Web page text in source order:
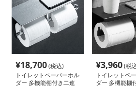
¥18,700(税込)
トイレットペーパーホル
ダー 多機能棚付き二連
¥3,960(税
トイレットペ
ダー 多機能棚